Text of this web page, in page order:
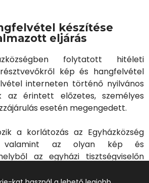
készítése
eljárás
folytatott hitéleti
kép és hangfelvétel
interneten történő nyilvános
az érintett előzetes, személyes
esetén megengedett.
a korlátozás az Egyházközség
valamint az olyan kép és
az egyházi tisztségviselőn